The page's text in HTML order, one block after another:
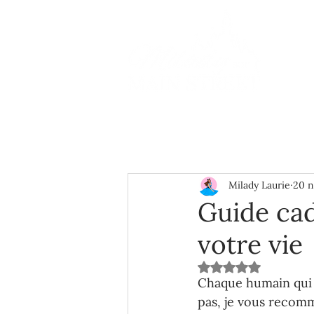
Guide
votre vie
Milady Laurie 20
Noté NaN étoiles
Chaque humain
pas, je vous